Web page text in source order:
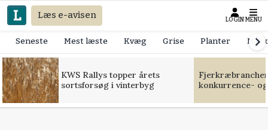
Læs e-avisen LOGIN MENU
Seneste Mest læste Kvæg Grise Planter
KWS Rallys topper årets
sortsforsøg i vinterbyg
konkurrence-